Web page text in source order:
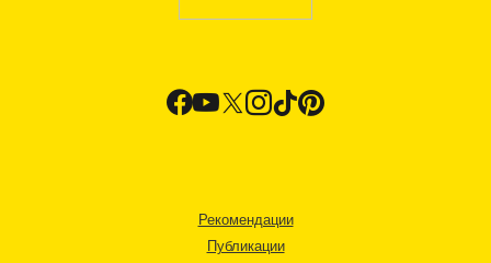
Рекомендации
Публикации